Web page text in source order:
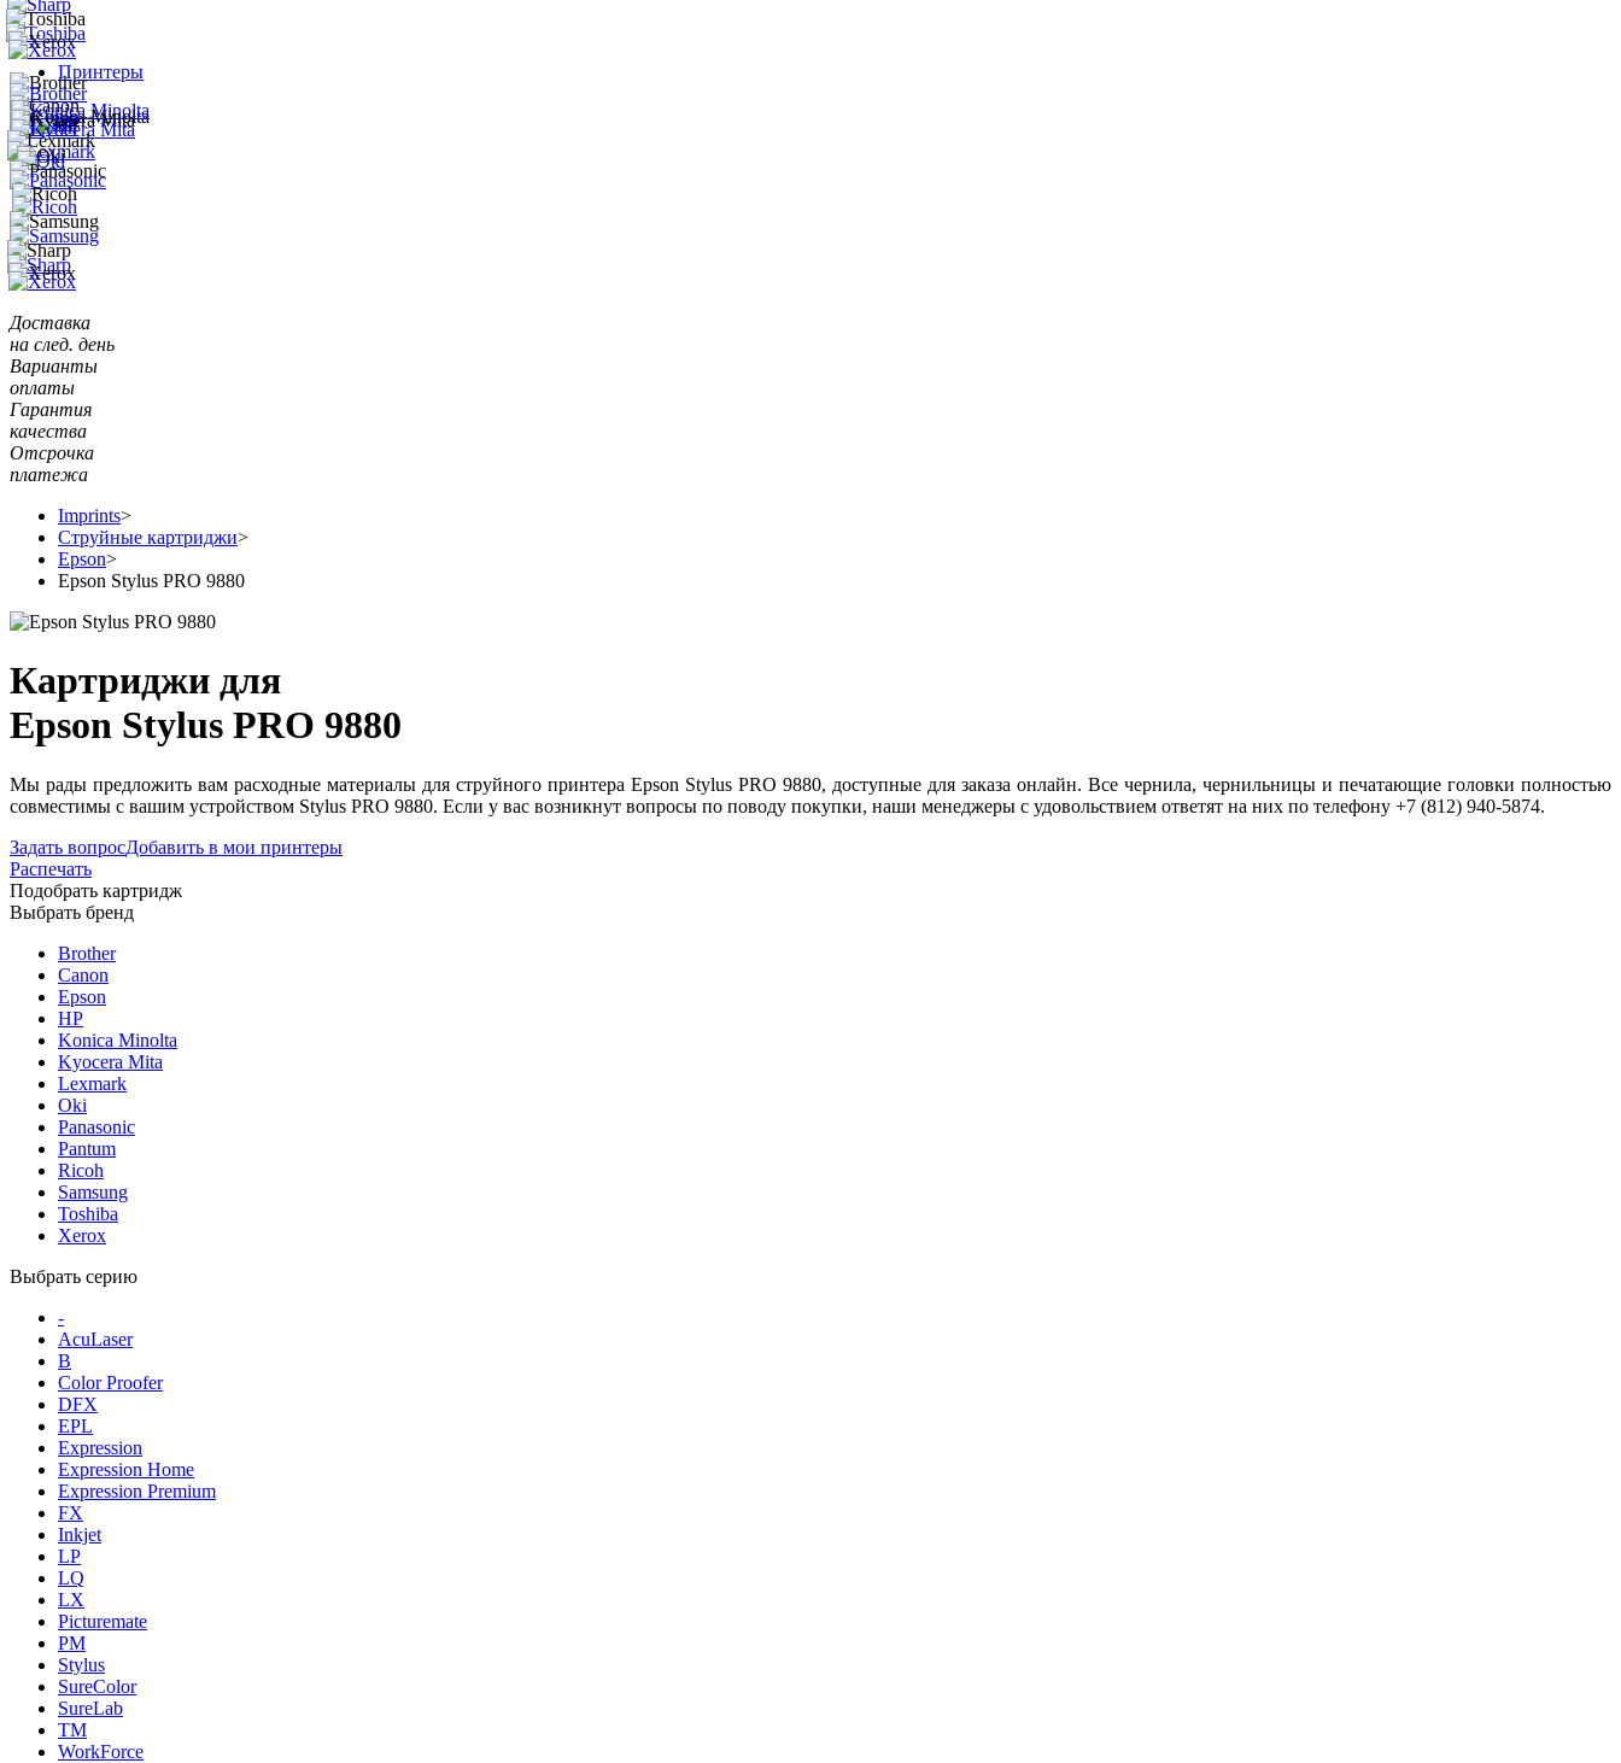
Принтеры
Доставка
на след. день
Варианты
оплаты
Гарантия
качества
Отсрочка
платежа
Imprints>
Струйные картриджи>
Epson>
Epson Stylus PRO 9880
Картриджи для
Epson Stylus PRO 9880
Мы рады предложить вам расходные материалы для струйного принтера Epson Stylus PRO 9880, доступные для заказа онлайн. Все чернила, чернильницы и печатающие головки полностью
совместимы с вашим устройством Stylus PRO 9880. Если у вас возникнут вопросы по поводу покупки, наши менеджеры с удовольствием ответят на них по телефону +7 (812) 940-5874.
Задать вопросДобавить в мои принтеры
Распечать
Подобрать картридж
Выбрать бренд
Brother
Canon
Epson
HP
Konica Minolta
Kyocera Mita
Lexmark
Oki
Panasonic
Pantum
Ricoh
Samsung
Toshiba
Xerox
Выбрать серию
-
AcuLaser
B
Color Proofer
DFX
EPL
Expression
Expression Home
Expression Premium
FX
Inkjet
LP
LQ
LX
Picturemate
PM
Stylus
SureColor
SureLab
TM
WorkForce